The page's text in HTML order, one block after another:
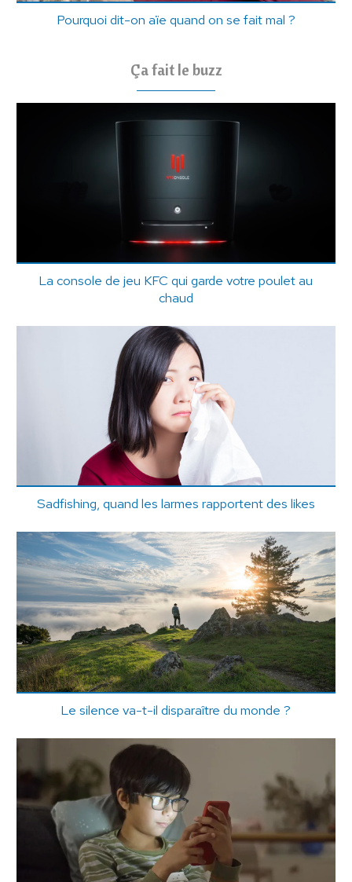
Pourquoi dit-on aïe quand on se fait mal ?
Ça fait le buzz
La console de jeu KFC qui garde votre poulet au
chaud
Sadfishing, quand les larmes rapportent des likes
Le silence va-t-il disparaître du monde ?